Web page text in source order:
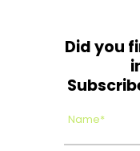
Did you
Name*